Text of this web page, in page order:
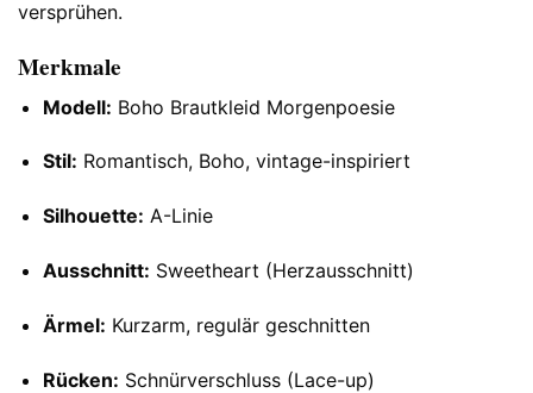
versprühen.
Merkmale
Modell: Boho Brautkleid Morgenpoesie
Stil: Romantisch, Boho, vintage-inspiriert
Silhouette: A-Linie
Ausschnitt: Sweetheart (Herzausschnitt)
Ärmel: Kurzarm, regulär geschnitten
Rücken: Schnürverschluss (Lace-up)